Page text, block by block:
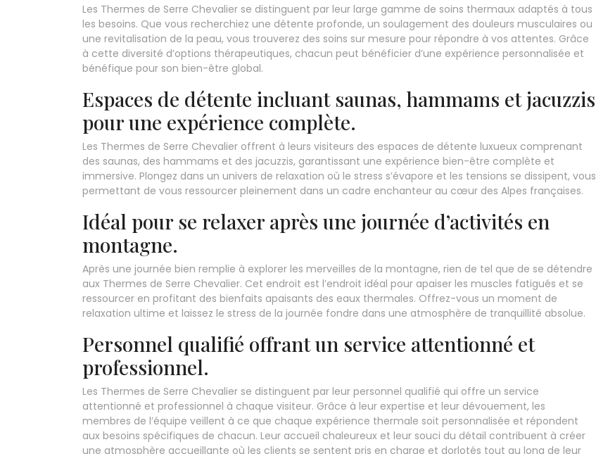
Les Thermes de Serre Chevalier se distinguent par leur large gamme de soins thermaux adaptés à tous
les besoins. Que vous recherchiez une détente profonde, un soulagement des douleurs musculaires ou
une revitalisation de la peau, vous trouverez des soins sur mesure pour répondre à vos attentes. Grâce
à cette diversité d’options thérapeutiques, chacun peut bénéficier d’une expérience personnalisée et
bénéfique pour son bien-être global.
Espaces de détente incluant saunas, hammams et jacuzzis
pour une expérience complète.
Les Thermes de Serre Chevalier offrent à leurs visiteurs des espaces de détente luxueux comprenant
des saunas, des hammams et des jacuzzis, garantissant une expérience bien-être complète et
immersive. Plongez dans un univers de relaxation où le stress s’évapore et les tensions se dissipent, vous
permettant de vous ressourcer pleinement dans un cadre enchanteur au cœur des Alpes françaises.
Idéal pour se relaxer après une journée d’activités en
montagne.
Après une journée bien remplie à explorer les merveilles de la montagne, rien de tel que de se détendre
aux Thermes de Serre Chevalier. Cet endroit est l’endroit idéal pour apaiser les muscles fatigués et se
ressourcer en profitant des bienfaits apaisants des eaux thermales. Offrez-vous un moment de
relaxation ultime et laissez le stress de la journée fondre dans une atmosphère de tranquillité absolue.
Personnel qualifié offrant un service attentionné et
professionnel.
Les Thermes de Serre Chevalier se distinguent par leur personnel qualifié qui offre un service
attentionné et professionnel à chaque visiteur. Grâce à leur expertise et leur dévouement, les
membres de l’équipe veillent à ce que chaque expérience thermale soit personnalisée et répondent
aux besoins spécifiques de chacun. Leur accueil chaleureux et leur souci du détail contribuent à créer
une atmosphère accueillante où les clients se sentent pris en charge et dorlotés tout au long de leur